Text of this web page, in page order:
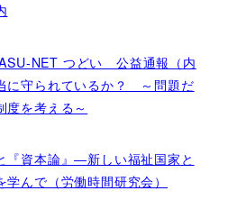
NET つどい 公益通報（内
に守られているか？ ～問題だ
度を考える～
『資本論』―新しい福祉国家と
んで（労働時間研究会）